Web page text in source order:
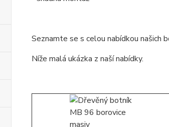
Seznamte se s celou nabídkou našich
Níže malá ukázka z naší nabídky.